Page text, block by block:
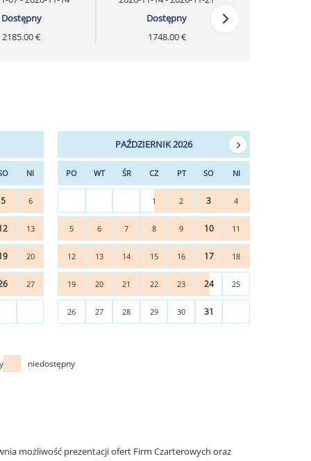
Dostępny
2185.00 €
Dostępny
1748.00 €
NI
5 6
13
20
27
PAŹDZIERNIK 2026
PO WT ŚR CZ PT SO NI
1 2 3 4
5 6 7 8 9 10 11
12 13 14 15 16 17 18
19 20 21 22 23 24 25
26 27 28 29 30 31
niedostępny
możliwość prezentacji ofert Firm Czarterowych oraz